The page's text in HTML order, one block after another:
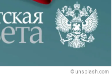
© unsplash.com